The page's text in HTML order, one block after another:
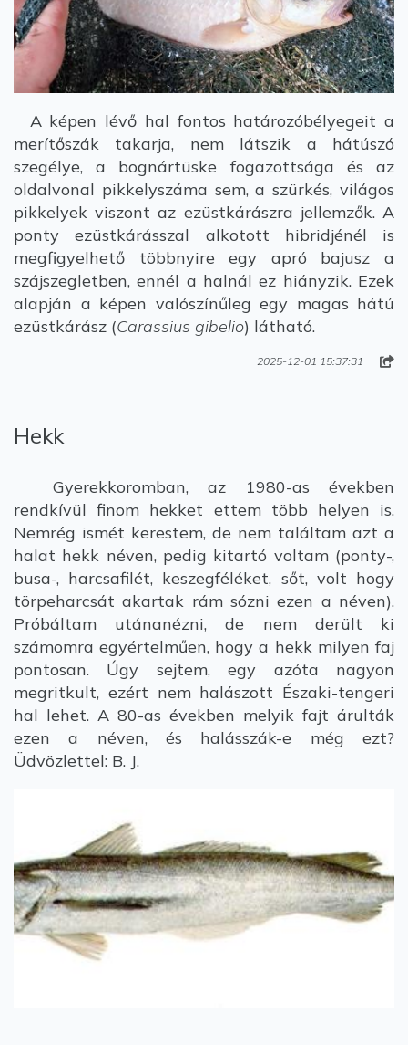
A képen lévő hal fontos határozóbélyegeit a
merítőszák takarja, nem látszik a hátúszó
szegélye, a bognártüske fogazottsága és az
oldalvonal pikkelyszáma sem, a szürkés, világos
pikkelyek viszont az ezüstkárászra jellemzők. A
ponty ezüstkárásszal alkotott hibridjénél is
megfigyelhető többnyire egy apró bajusz a
szájszegletben, ennél a halnál ez hiányzik. Ezek
alapján a képen valószínűleg egy magas hátú
ezüstkárász (Carassius gibelio) látható.
2025-12-01 15:37:31
Hekk
Gyerekkoromban, az 1980-as években
rendkívül finom hekket ettem több helyen is.
Nemrég ismét kerestem, de nem találtam azt a
halat hekk néven, pedig kitartó voltam (ponty-,
busa-, harcsafilét, keszegféléket, sőt, volt hogy
törpeharcsát akartak rám sózni ezen a néven).
Próbáltam utánanézni, de nem derült ki
számomra egyértelműen, hogy a hekk milyen faj
pontosan. Úgy sejtem, egy azóta nagyon
megritkult, ezért nem halászott Északi-tengeri
hal lehet. A 80-as években melyik fajt árulták
ezen a néven, és halásszák-e még ezt?
Üdvözlettel: B. J.